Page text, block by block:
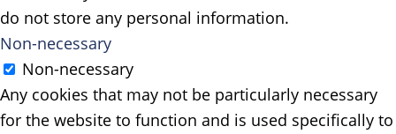
do not store any personal information.
Non-necessary
Non-necessary
Any cookies that may not be particularly necessary
for the website to function and is used specifically to